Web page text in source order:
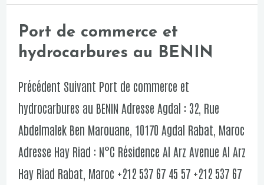
Port de commerce et
hydrocarbures au BENIN
Précédent Suivant Port de commerce et
hydrocarbures au BENIN Adresse Agdal : 32, Rue
Abdelmalek Ben Marouane, 10170 Agdal Rabat, Maroc
Adresse Hay Riad : N°C Résidence Al Arz Avenue Al Arz
Hay Riad Rabat, Maroc +212 537 67 45 57 +212 537 67
Port
de
commerce
hydrocarbures